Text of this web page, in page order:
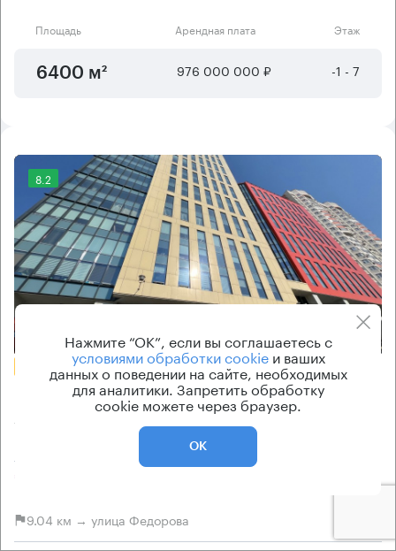
Площадь Арендная плата Этаж
6400 м² 976 000 000 ₽ -1 - 7
8.2
Еще 2 фото
БЕЗ КОМИССИИ
Бизнес-центр
Aero City
Москва, Куркинское шоссе, 2
9.04 км → улица Федорова
Нажмите “ОК”, если вы соглашаетесь с
условиями обработки cookieи ваших
данных о поведении на сайте, необходимых
для аналитики. Запретить обработку
cookie можете через браузер.
ОК